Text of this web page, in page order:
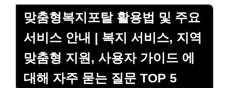
맞춤형복지포탈 활용법 및 주요
서비스 안내 | 복지 서비스, 지역
맞춤형 지원, 사용자 가이드 에
대해 자주 묻는 질문 TOP 5